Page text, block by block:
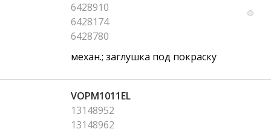
6428910
6428174
6428780
механ.; заглушка под покраску
VOPM1011EL
13148952
13148962